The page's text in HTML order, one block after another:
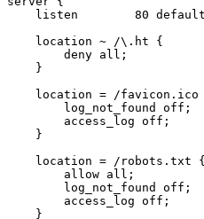
listen        80
    location ~ /\.ht {
        deny all;
    }
location = /favicon.ico
        log_not_found off;
        access_log off;
    }
    location = /robots.txt {
        allow all;
        log_not_found off;
        access_log off;
    }